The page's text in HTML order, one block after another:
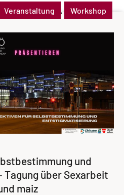
Veranstaltung , Workshop
und
über Sexarbeit
maiz